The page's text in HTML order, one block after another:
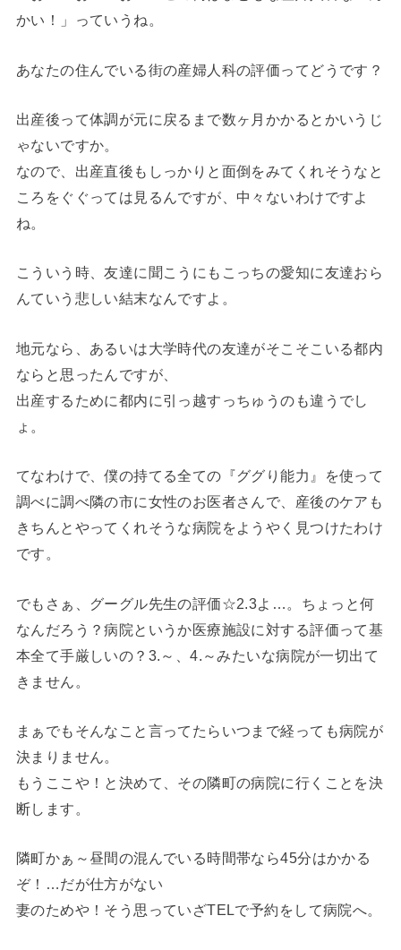
かい！」っていうね。
あなたの住んでいる街の産婦人科の評価ってどうです？
出産後って体調が元に戻るまで数ヶ月かかるとかいうじ
ゃないですか。
なので、出産直後もしっかりと面倒をみてくれそうなと
ころをぐぐっては見るんですが、中々ないわけですよ
ね。
こういう時、友達に聞こうにもこっちの愛知に友達おら
んていう悲しい結末なんですよ。
地元なら、あるいは大学時代の友達がそこそこいる都内
ならと思ったんですが、
出産するために都内に引っ越すっちゅうのも違うでし
ょ。
てなわけで、僕の持てる全ての『ググり能力』を使って
調べに調べ隣の市に女性のお医者さんで、産後のケアも
きちんとやってくれそうな病院をようやく見つけたわけ
です。
でもさぁ、グーグル先生の評価☆2.3よ…。ちょっと何
なんだろう？病院というか医療施設に対する評価って基
本全て手厳しいの？3.～、4.～みたいな病院が一切出て
きません。
まぁでもそんなこと言ってたらいつまで経っても病院が
決まりません。
もうここや！と決めて、その隣町の病院に行くことを決
断します。
隣町かぁ～昼間の混んでいる時間帯なら45分はかかる
ぞ！…だが仕方がない
妻のためや！そう思っていざTELで予約をして病院へ。